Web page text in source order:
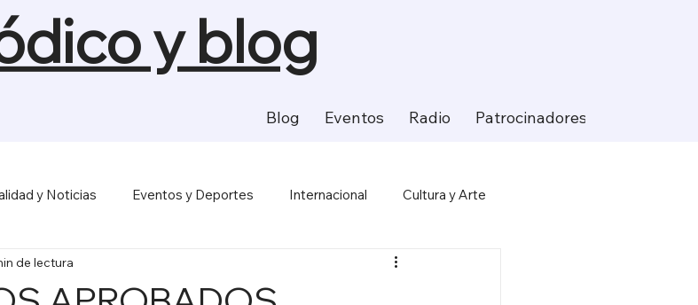
Blog Eventos Radio Patrocinadores
y blog
y Noticias Eventos y Deportes Internacional Cultura y Arte
Salud y Bienestar Ciencia y Tecnología
de lectura